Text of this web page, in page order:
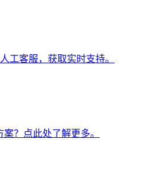
工客服，获取实时支持。
？点此处了解更多。